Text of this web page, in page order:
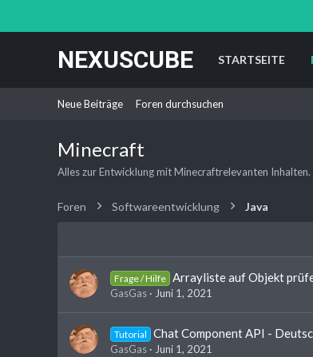
NEXUSCUBE STARTSEITE
Neue Beiträge Foren durchsuchen
Minecraft
Alles zur Entwicklung mit Minecraftrelevanten
Foren Softwareentwicklung Java
Frage / Hilfe Arrayliste auf Objekt
GasGas Juni 1, 2021
Tutorial Chat Component API -
GasGas Juni 1, 2021